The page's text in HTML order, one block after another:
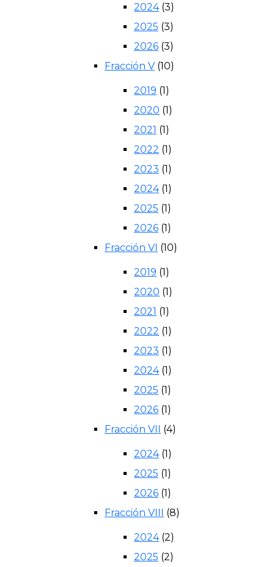
2024(3)
2025 (3)
2026 (3)
Fracción V (10)
2019 (1)
2020 (1)
2021 (1)
2022 (1)
2023 (1)
2024(1)
2025 (1)
2026 (1)
Fracción VI (10)
2019 (1)
2020 (1)
2021 (1)
2022 (1)
2023 (1)
2024(1)
2025 (1)
2026 (1)
Fracción VII (4)
2024(1)
2025 (1)
2026 (1)
Fracción VIII (8)
2024(2)
2025 (2)